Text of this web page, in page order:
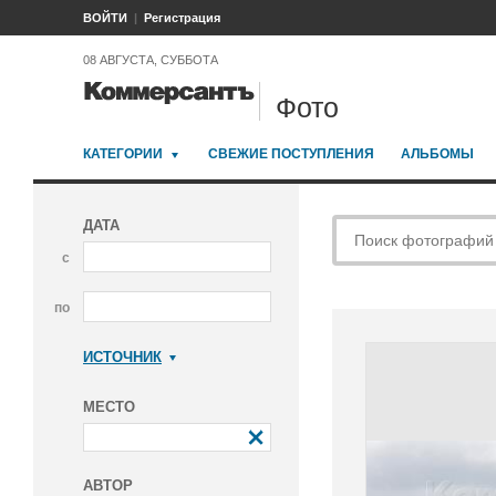
ВОЙТИ Регистрация
08 АВГУСТА, СУББОТА
Фото
КАТЕГОРИИ СВЕЖИЕ ПОСТУПЛЕНИЯ АЛЬБОМЫ
ДАТА
с
по
ИСТОЧНИК
МЕСТО
АВТОР